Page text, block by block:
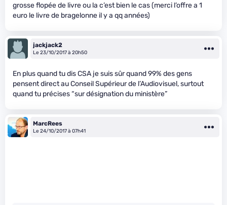
grosse flopée de livre ou la c’est bien le cas (merci l’offre a 1
euro le livre de bragelonne il y a qq années)
jackjack2
Le 23/10/2017 à 20h50
En plus quand tu dis CSA je suis sûr quand 99% des gens
pensent direct au Conseil Supérieur de l’Audiovisuel, surtout
quand tu précises “sur désignation du ministère”
MarcRees
Le 24/10/2017 à 07h41